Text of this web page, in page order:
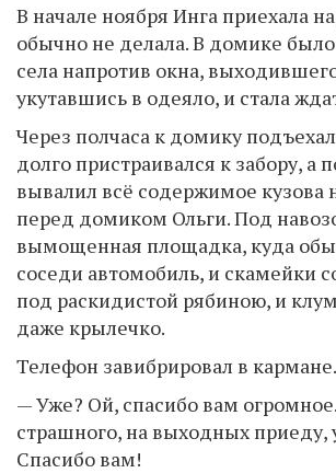
В начале ноября Инга приехала
обычно не делала. В домике
села напротив окна,
укутавшись в одеяло, и стала
Через полчаса к домику
долго пристраивался к забору, а
вывалил всё содержимое кузова
перед домиком Ольги. Под
вымощенная площадка, куда
соседи автомобиль, и скамейки
под раскидистой рябиною, и
даже крылечко.
Телефон завибрировал в кармане.
— Уже? Ой, спасибо вам
страшного, на выходных приеду,
Спасибо вам!